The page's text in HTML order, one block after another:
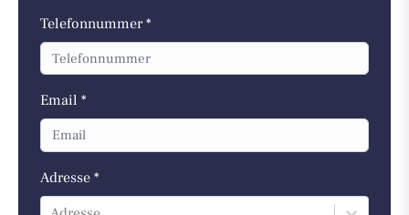
Telefonnummer *
Email *
Adresse *